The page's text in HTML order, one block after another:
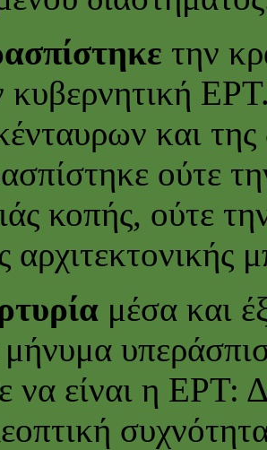
την
και
ούτε
κοπής, ούτε
αρχιτεκτονικής
μέσα και
να είναι η ΕΡΤ: